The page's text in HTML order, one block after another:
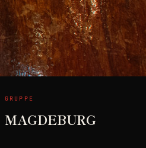
GRUPPE
MAGDEBURG